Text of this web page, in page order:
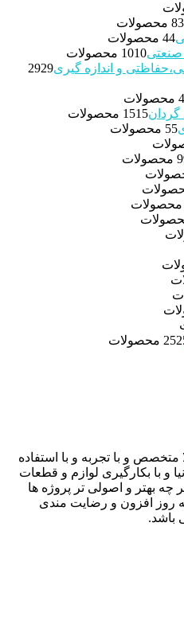
83
44 محصولات
1010 محصولات
و اندازه گیری
2929
4
گردان
1515 محصولات
55 محصولات
9
25
متخصص و با تجربه و با استفاده
و با بکارگیری لوازم و قطعات
چه بهتر و اصولی تر پروژه ها
افزون و رضایت مندی
باشد.